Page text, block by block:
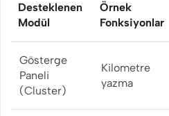
Desteklenen
Modül
Örnek
Fonksiyonlar
Gösterge
Paneli
(Cluster)
Kilometre
yazma